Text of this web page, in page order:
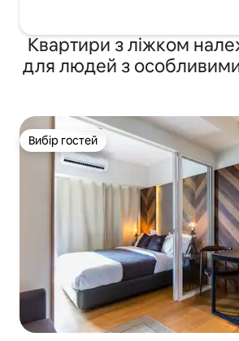
Квартири з ліжком
для людей з
Вибір гостей
Вибір гостей